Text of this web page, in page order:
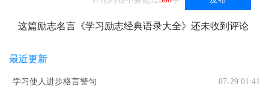
这篇励志名言《学习励志经典语录大全》还未收到评论
最近更新
学习使人进步格言警句 07-29 01:41